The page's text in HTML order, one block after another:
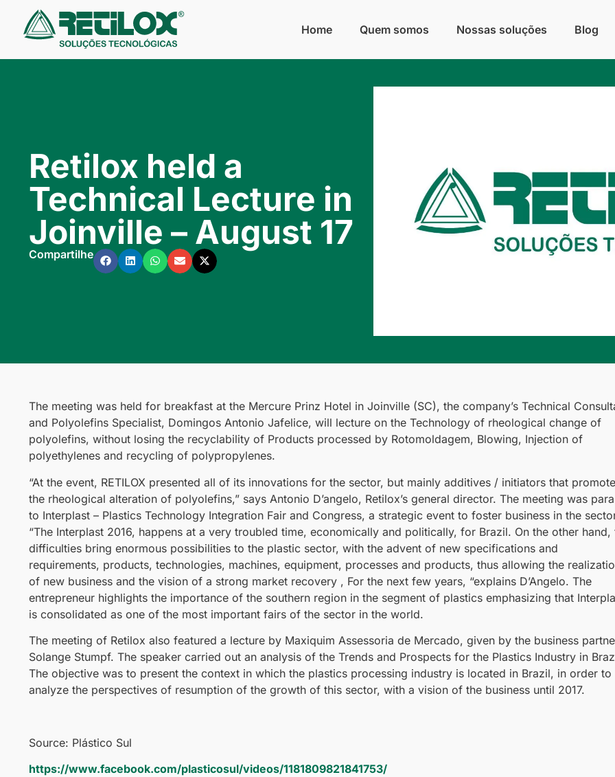
Home Quem somos Nossas soluções Blog
Retilox held a
Technical Lecture in
Joinville – August 17
Compartilhe
The meeting was held for breakfast at the Mercure Prinz Hotel in Joinville (SC), the company’s Technical
and Polyolefins Specialist, Domingos Antonio Jafelice, will lecture on the Technology of rheological change of
polyolefins, without losing the recyclability of Products processed by Rotomoldagem, Blowing, Injection of
polyethylenes and recycling of polypropylenes.
“At the event, RETILOX presented all of its innovations for the sector, but mainly additives / initiators that promote
the rheological alteration of polyolefins,” says Antonio D’angelo, Retilox’s general director. The meeting was
to Interplast – Plastics Technology Integration Fair and Congress, a strategic event to foster business in the
“The Interplast 2016, happens at a very troubled time, economically and politically, for Brazil. On the other hand,
difficulties bring enormous possibilities to the plastic sector, with the advent of new specifications and
requirements, products, technologies, machines, equipment, processes and products, thus allowing the
of new business and the vision of a strong market recovery , For the next few years, “explains D’Angelo. The
entrepreneur highlights the importance of the southern region in the segment of plastics emphasizing that
is consolidated as one of the most important fairs of the sector in the world.
The meeting of Retilox also featured a lecture by Maxiquim Assessoria de Mercado, given by the business
Solange Stumpf. The speaker carried out an analysis of the Trends and Prospects for the Plastics Industry in
The objective was to present the context in which the plastics processing industry is located in Brazil, in order to
analyze the perspectives of resumption of the growth of this sector, with a vision of the business until 2017.
Source: Plástico Sul
https://www.facebook.com/plasticosul/videos/1181809821841753/